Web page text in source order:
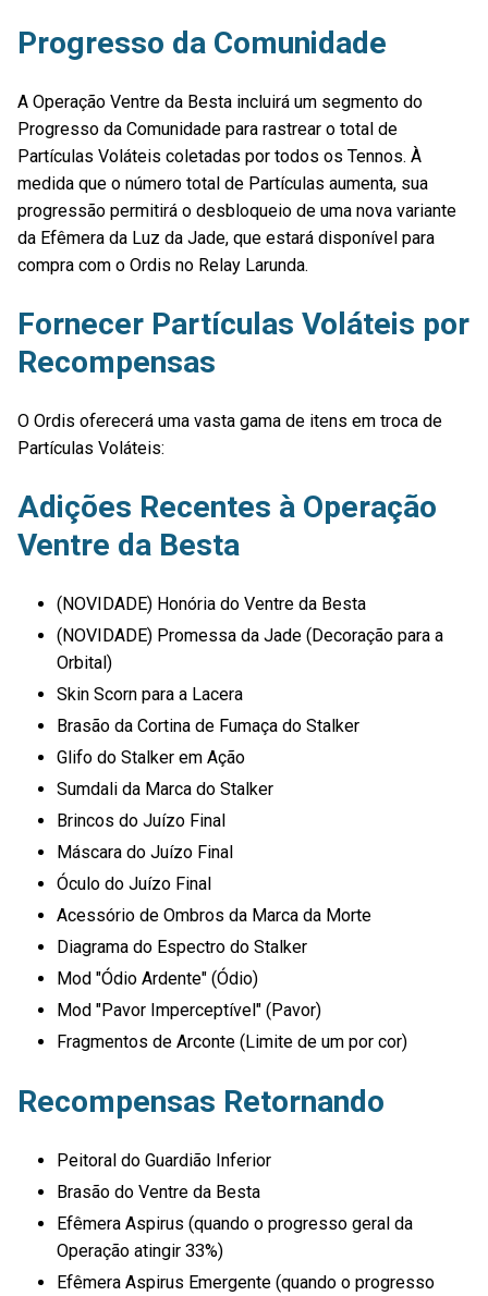
Progresso da Comunidade
A Operação Ventre da Besta incluirá um segmento do
Progresso da Comunidade para rastrear o total de
Partículas Voláteis coletadas por todos os Tennos. À
medida que o número total de Partículas aumenta, sua
progressão permitirá o desbloqueio de uma nova variante
da Efêmera da Luz da Jade, que estará disponível para
compra com o Ordis no Relay Larunda.
Fornecer Partículas Voláteis por
Recompensas
O Ordis oferecerá uma vasta gama de itens em troca de
Partículas Voláteis:
Adições Recentes à Operação
Ventre da Besta
(NOVIDADE) Honória do Ventre da Besta
(NOVIDADE) Promessa da Jade (Decoração para a
Orbital)
Skin Scorn para a Lacera
Brasão da Cortina de Fumaça do Stalker
Glifo do Stalker em Ação
Sumdali da Marca do Stalker
Brincos do Juízo Final
Máscara do Juízo Final
Óculo do Juízo Final
Acessório de Ombros da Marca da Morte
Diagrama do Espectro do Stalker
Mod "Ódio Ardente" (Ódio)
Mod "Pavor Imperceptível" (Pavor)
Fragmentos de Arconte (Limite de um por cor)
Recompensas Retornando
Peitoral do Guardião Inferior
Brasão do Ventre da Besta
Efêmera Aspirus (quando o progresso geral da
Operação atingir 33%)
Efêmera Aspirus Emergente (quando o progresso